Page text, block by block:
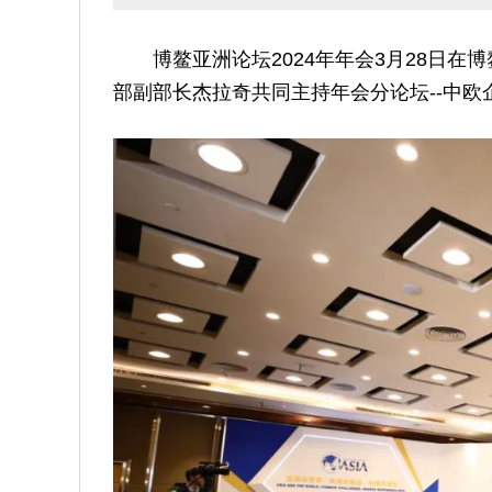
博鳌亚洲论坛2024年年会3月28日在
部副部长杰拉奇共同主持年会分论坛--中欧